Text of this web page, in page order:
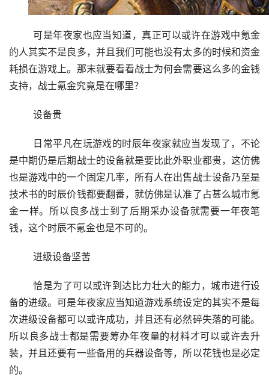
的人其实不是良多，并且我们可能也没有太多的时候和资金
耗损在游戏上。那末就要看看战士为何会需要这么多的金钱
支持，战士氪金究竟是在哪里？
	设备贵
是中期仍是后期战士的设备就是要比此外职业都贵，这仿佛
也是游戏中的一个固定几率，所有人在出售战士设备乃至是
技术书的时辰价钱都要翻番，就仿佛是认准了占甚么城市氪
金一样。所以良多战士到了后期采办设备就需要一年夜笔
钱，这个时辰不氪金也是不可的。
	进级设备坚苦
	恰是为了可以或许到达比力壮大的能力，城市进行设
备的进级。可是年夜家应当知道游戏系统设定的其实不是每
次进级设备都可以或许成功，并且还有必然碎失落的可能。
所以良多战士都是需要筹办年夜量的材料才可以或许去升
装，并且还要有一些备用的兵器设备等，所以花钱也是必定
的。